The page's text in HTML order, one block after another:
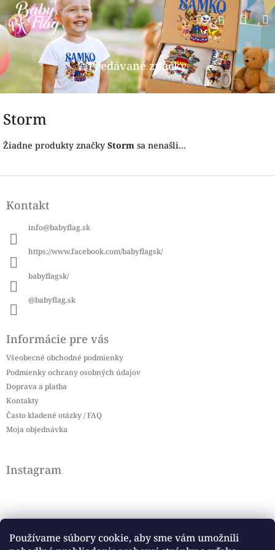
Používame súbory cookie, aby sme vám umožnili
Prejsť
na
obsah
Hľadať
Predávané značky
Storm
Žiadne produkty značky Storm sa nenašli...
pKontakt
info@babyflag.sk
https://www.facebook.com/babyflagsk/
babyflagsk/
@babyflag.sk
Informácie pre vás
Všeobecné obchodné podmienky
Podmienky ochrany osobných údajov
Doprava a platba
Kontakty
Často kladené otázky / FAQ
Moja objednávka
Instagram